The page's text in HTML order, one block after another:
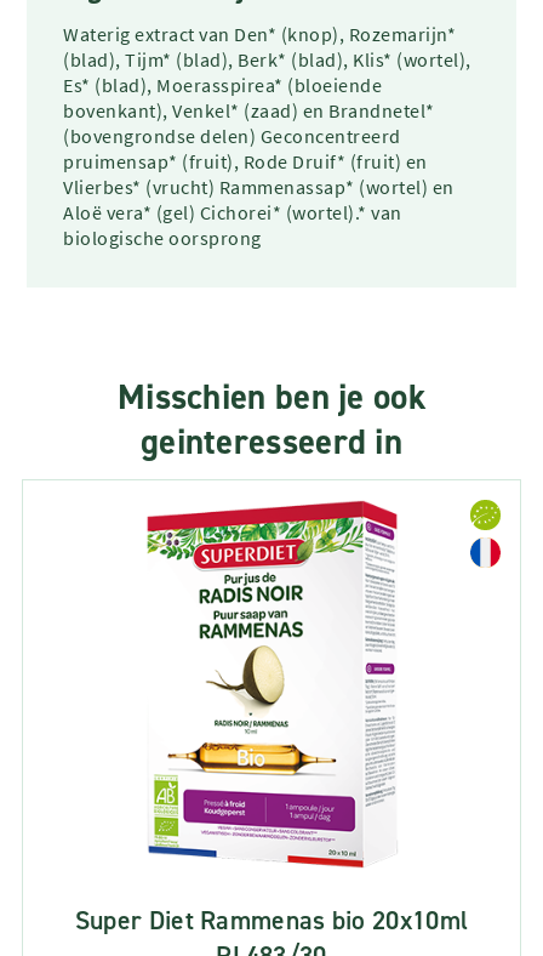
Waterig extract van Den* (knop), Rozemarijn*
(blad), Tijm* (blad), Berk* (blad), Klis* (wortel),
Es* (blad), Moerasspirea* (bloeiende
bovenkant), Venkel* (zaad) en Brandnetel*
(bovengrondse delen) Geconcentreerd
pruimensap* (fruit), Rode Druif* (fruit) en
Vlierbes* (vrucht) Rammenassap* (wortel) en
Aloë vera* (gel) Cichorei* (wortel).* van
biologische oorsprong
Misschien ben je ook
geinteresseerd in
Super Diet Rammenas bio 20x10ml